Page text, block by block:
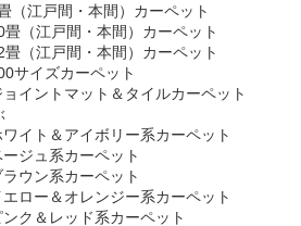
（江戸間・本間）カーペット
畳（江戸間・本間）カーペット
畳（江戸間・本間）カーペット
サイズカーペット
ョイントマット＆タイルカーペット
ワイト＆アイボリー系カーペット
ージュ系カーペット
ラウン系カーペット
エロー＆オレンジー系カーペット
ンク＆レッド系カーペット